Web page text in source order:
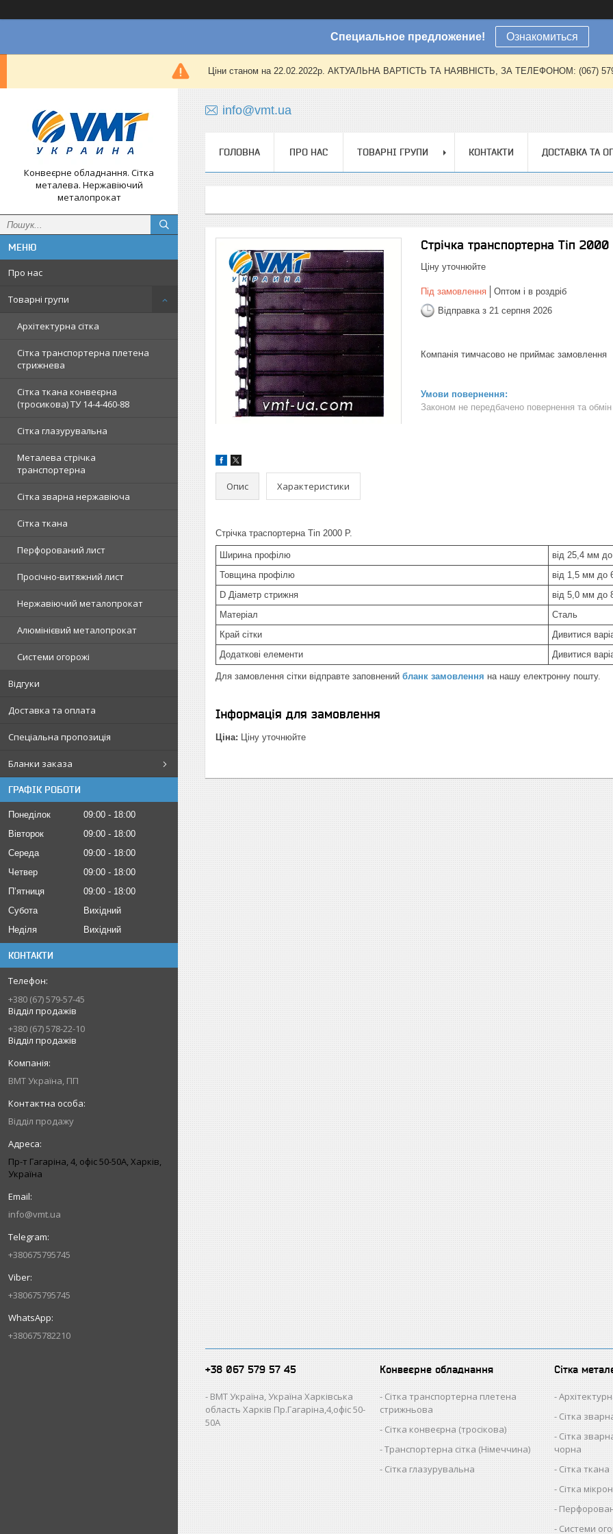
Специальное предложение! Ознакомиться
Ціни станом на 22.02.2022р. АКТУАЛЬНА ВАРТІСТЬ ТА НАЯВНІСТЬ, ЗА ТЕЛЕФОНОМ: (067) 579-
Конвеєрне обладнання. Сітка
металева. Нержавіючий
металопрокат
Про нас
Товарні групи
Архітектурна сітка
Сітка транспортерна плетена
стрижнева
Сітка ткана конвеєрна
(тросикова) ТУ 14-4-460-88
Сітка глазурувальна
Металева стрічка
транспортерна
Сітка зварна нержавіюча
Сітка ткана
Перфорований лист
Просічно-витяжний лист
Нержавіючий металопрокат
Алюмінієвий металопрокат
Системи огорожі
Відгуки
Доставка та оплата
Спеціальна пропозиція
Бланки заказа
ГРАФІК РОБОТИ
Понеділок 09:00
18:00
Вівторок
09:00
18:00
Середа
09:00
18:00
Четвер
09:00
18:00
Пʼятниця
09:00
18:00
Субота
Вихідний
Неділя
Вихідний
КОНТАКТИ
+380 (67) 579-57-45
Відділ продажів
+380 (67) 578-22-10
Відділ продажів
ВМТ Україна, ПП
Відділ продажу
Пр-т Гагаріна, 4, офіс 50-50A, Харків,
Україна
info@vmt.ua
+380675795745
+380675795745
+380675782210
info@vmt.ua
ГОЛОВНА ПРО НАС ТОВАРНІ ГРУПИ КОНТАКТИ ДОСТАВКА ТА
Стрічка транспортерна Tiп 2000
Ціну уточнюйте
Під замовлення
Оптом і в роздріб
Відправка з 21 серпня 2026
Компанія тимчасово не приймає замовлення
Законом не передбачено повернення та обмін
Опис Характеристики
Стрічка траспортерна Tiп 2000 P.
Ширина профілю
від 25,4 мм
Товщина профілю
від 1,5 мм до
D Діаметр стрижня
від 5,0 мм до
Матеріал
Сталь
Край сітки
Дивитися
Додаткові елементи
Дивитися
Для замовлення сітки відправте заповнений бланк замовлення на нашу електронну пошту.
Інформація для замовлення
Ціна: Ціну уточнюйте
+38 067 579 57 45
ВМТ Україна, Україна Харківська
область Харків Пр.Гагаріна,4,офіс 50-
50А
Конвеєрне обладнання
Сітка транспортерна плетена
стрижньова
Сітка конвеєрна (тросікова)
Транспортерна сітка (Німеччина)
Сітка глазурувальна
Сітка
Сітка
Сітка
чорна
Сітка ткана
Сітка
Системи